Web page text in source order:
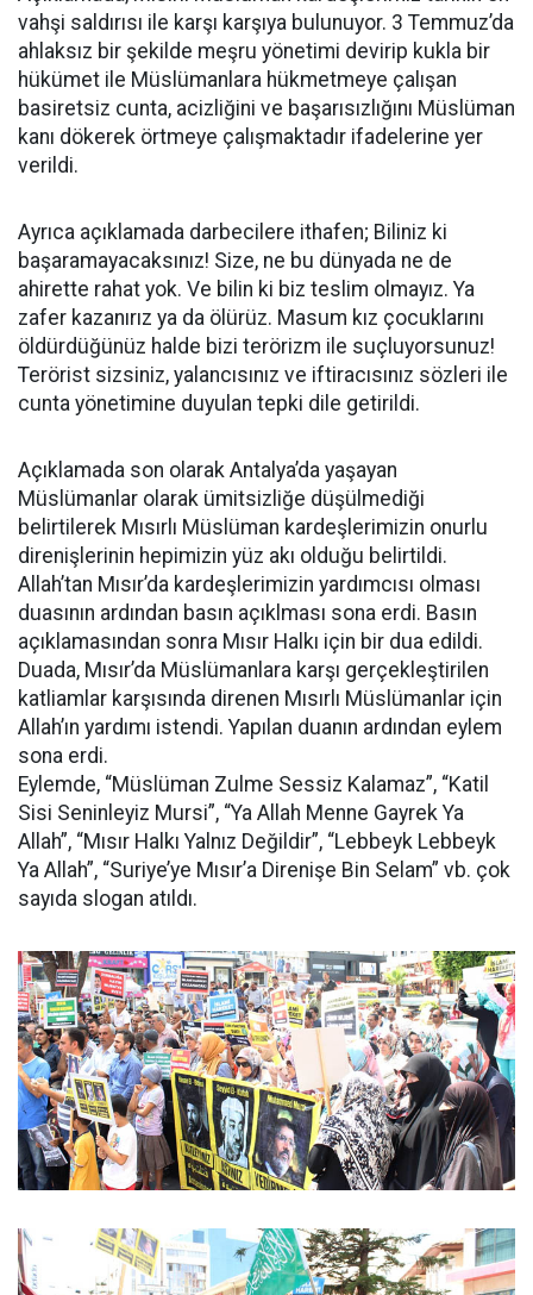
vahşi saldırısı ile karşı karşıya bulunuyor. 3 Temmuz’da
ahlaksız bir şekilde meşru yönetimi devirip kukla bir
hükümet ile Müslümanlara hükmetmeye çalışan
basiretsiz cunta, acizliğini ve başarısızlığını Müslüman
kanı dökerek örtmeye çalışmaktadır ifadelerine yer
verildi.
Ayrıca açıklamada darbecilere ithafen; Biliniz ki
başaramayacaksınız! Size, ne bu dünyada ne de
ahirette rahat yok. Ve bilin ki biz teslim olmayız. Ya
zafer kazanırız ya da ölürüz. Masum kız çocuklarını
öldürdüğünüz halde bizi terörizm ile suçluyorsunuz!
Terörist sizsiniz, yalancısınız ve iftiracısınız sözleri ile
cunta yönetimine duyulan tepki dile getirildi.
Açıklamada son olarak Antalya’da yaşayan
Müslümanlar olarak ümitsizliğe düşülmediği
belirtilerek Mısırlı Müslüman kardeşlerimizin onurlu
direnişlerinin hepimizin yüz akı olduğu belirtildi.
Allah’tan Mısır’da kardeşlerimizin yardımcısı olması
duasının ardından basın açıklması sona erdi. Basın
açıklamasından sonra Mısır Halkı için bir dua edildi.
Duada, Mısır’da Müslümanlara karşı gerçekleştirilen
katliamlar karşısında direnen Mısırlı Müslümanlar için
Allah’ın yardımı istendi. Yapılan duanın ardından eylem
sona erdi.
Eylemde, “Müslüman Zulme Sessiz Kalamaz”, “Katil
Sisi Seninleyiz Mursi”, “Ya Allah Menne Gayrek Ya
Allah”, “Mısır Halkı Yalnız Değildir”, “Lebbeyk Lebbeyk
Ya Allah”, “Suriye’ye Mısır’a Direnişe Bin Selam” vb. çok
sayıda slogan atıldı.